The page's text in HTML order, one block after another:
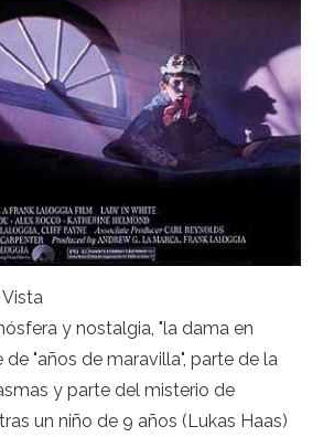
y nostalgia, "la dama en
de "años de maravilla", parte de la
y parte del misterio de
un niño de 9 años (Lukas Haas)